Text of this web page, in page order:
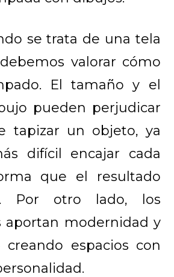
se trata de una tela
valorar cómo
El tamaño y el
pueden perjudicar
tapizar un objeto, ya
difícil encajar cada
que el resultado
Por otro lado, los
aportan modernidad y
espacios con